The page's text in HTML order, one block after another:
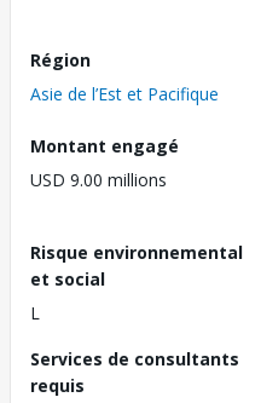
Région
Asie de l’Est et Pacifique
Montant engagé
USD 9.00 millions
Risque environnemental
et social
L
Services de consultants
requis